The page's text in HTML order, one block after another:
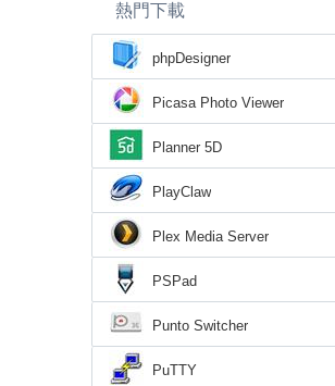
熱門下載
phpDesigner
Picasa Photo Viewer
Planner 5D
PlayClaw
Plex Media Server
PSPad
Punto Switcher
PuTTY